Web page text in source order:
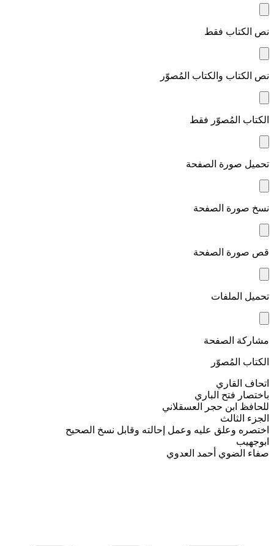
نص الكتاب فقط
نص الكتاب والكتاب المُصوّر
الكتاب المُصوّر فقط
تحميل صورة الصفحة
نسخ صورة الصفحة
قص صورة الصفحة
تحميل الملفات
مشاركة الصفحة
الكتاب المُصوّر
اتحاف القاري
باختصار فتح الباري
للحافظ ابن حجر العسقلاني
الجزء الثالث
اختصره وعلق عليه وعمل إحالته وقابل نسخ الصحيح
ابوجهيب
صفاء الضوي أحمد العدوي